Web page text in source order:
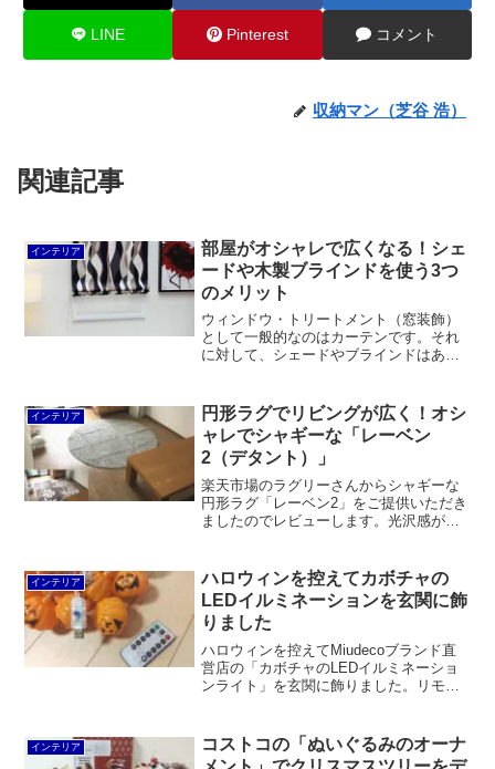
LINE Pinterest コメント
収納マン（芝谷 浩）
関連記事
インテリア
部屋がオシャレで広くなる！シェ
ードや木製ブラインドを使う3つ
のメリット
ウィンドウ・トリートメント（窓装飾）
として一般的なのはカーテンです。それ
に対して、シェードやブラインドはあま
普及しているからです。カーテンが支持
される合理的な理由 既製...
インテリア
円形ラグでリビングが広く！オシ
ャレでシャギーな「レーベン
2（デタント）」
楽天市場のラグリーさんからシャギーな
円形ラグ「レーベン2」をご提供いただき
ましたのでレビューします。光沢感があ
広く見えます。正式な商品名はデタン
ト。販売元は荻原、製造元は泉州・泉大
津市の吉田房織物と思われます。
インテリア
ハロウィンを控えてカボチャの
LEDイルミネーションを玄関に飾
りました
ハロウィンを控えてMiudecoブランド直
営店の「カボチャのLEDイルミネーショ
ンライト」を玄関に飾りました。リモコ
にはホッチキスで吊り下げました。
インテリア
コストコの「ぬいぐるみのオーナ